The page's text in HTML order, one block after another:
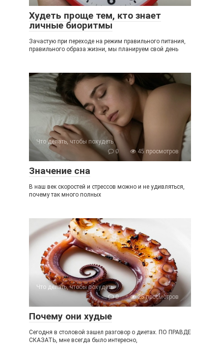
Худеть проще тем, кто знает
личные биоритмы
Зачастую при переходе на режим правильного питания,
правильного образа жизни, мы планируем свой день
Что делать, чтобы похудеть
0
45 просмотров
Значение сна
В наш век скоростей и стрессов можно и не удивляться,
почему так много полных
Что делать, чтобы похудеть
0
25 просмотров
Почему они худые
Сегодня в столовой зашел разговор о диетах. ПО ПРАВДЕ
СКАЗАТЬ, мне всегда было интересно,